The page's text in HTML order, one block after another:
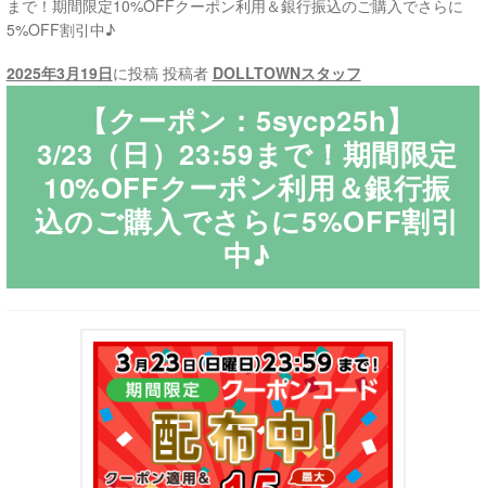
ラブドール買取・処分
メ
ニ
ュ
ー
展
無料引き取り
よくあるご質問
お問い合わせ
まで！期間限定10%OFFクーポン利用＆銀行振込のご購入でさらに
5%OFF割引中♪
2025年3月19日に投稿 投稿者 DOLLTOWNスタッフ
【クーポン：5sycp25h】
3/23（日）23:59まで！期間限定
10%OFFクーポン利用＆銀行振
込のご購入でさらに5%OFF割引
中♪